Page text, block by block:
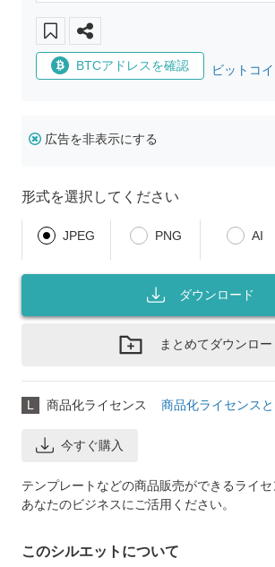
BTCアドレスを確認 ビットコ
広告を非表示にする
形式を選択してください
JPEG PNG AI
ダウンロード
まとめてダウンロー
L 商品化ライセンス 商品化ライセンスと
今すぐ購入
テンプレートなどの商品販売ができるライセ
あなたのビジネスにご活用ください。
このシルエットについて